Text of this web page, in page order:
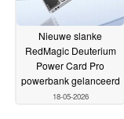
Nieuwe slanke
RedMagic Deuterium
Power Card Pro
powerbank gelanceerd
18-05-2026